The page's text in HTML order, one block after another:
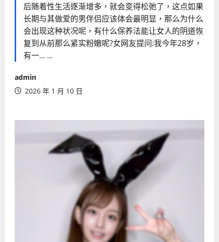
后随着性生活逐渐增多，就会变得松弛了，这点如果
长期与其做爱的男伴侣应该体会最明显，那么为什么
会出现这种状况呢，有什么保养法能让女人的阴道恢
复到从前那么紧实粉嫩呢?女网友提问:我今年28岁，
有一... ...
admin
2026 年 1 月 10 日